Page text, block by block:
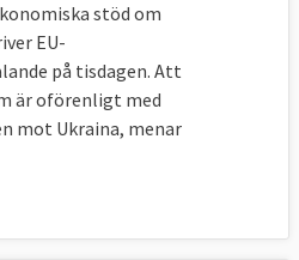
stöd om
EU-
på tisdagen. Att
är oförenligt med
mot Ukraina, menar